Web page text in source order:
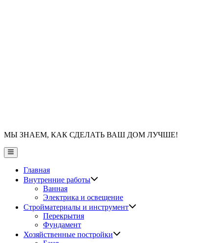
МЫ ЗНАЕМ, КАК СДЕЛАТЬ ВАШ ДОМ ЛУЧШЕ!
Главное
меню
Главная
Внутренние работы
Ванная
Электрика и освещение
Стройматериалы и инструмент
Перекрытия
Фундамент
Хозяйственные постройки